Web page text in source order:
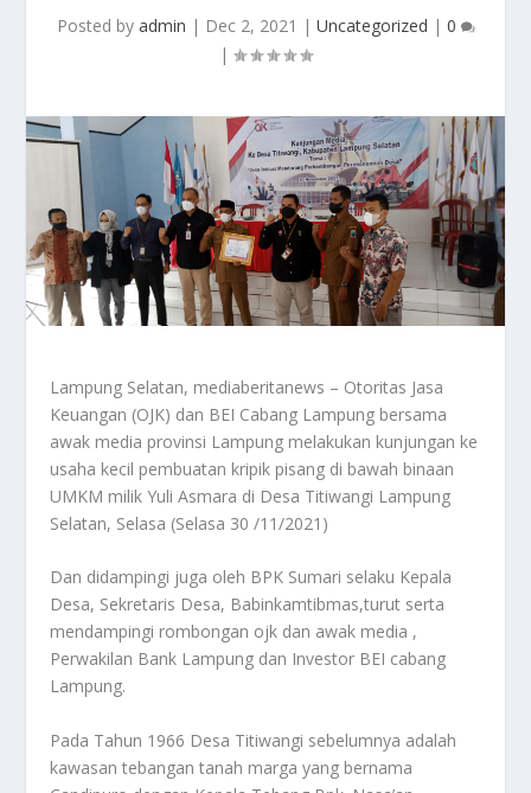
Posted by admin | Dec 2, 2021 | Uncategorized | 0
|
Lampung Selatan, mediaberitanews – Otoritas Jasa
Keuangan (OJK) dan BEI Cabang Lampung bersama
awak media provinsi Lampung melakukan kunjungan ke
usaha kecil pembuatan kripik pisang di bawah binaan
UMKM milik Yuli Asmara di Desa Titiwangi Lampung
Selatan, Selasa (Selasa 30 /11/2021)
Dan didampingi juga oleh BPK Sumari selaku Kepala
Desa, Sekretaris Desa, Babinkamtibmas,turut serta
mendampingi rombongan ojk dan awak media ,
Perwakilan Bank Lampung dan Investor BEI cabang
Lampung.
Pada Tahun 1966 Desa Titiwangi sebelumnya adalah
kawasan tebangan tanah marga yang bernama